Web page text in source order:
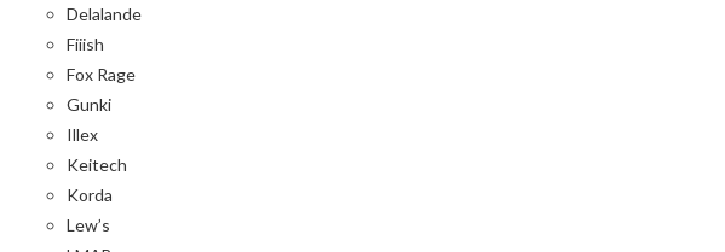
Delalande
Fiiish
Fox Rage
Gunki
Illex
Keitech
Korda
Lew’s